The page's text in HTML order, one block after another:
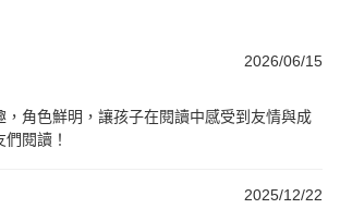
2026/06/15
，角色鮮明，讓孩子在閱讀中感受到友情與成
閱讀！
2025/12/22